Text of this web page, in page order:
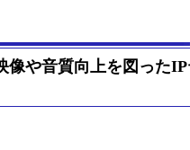
像や音質向上を図った